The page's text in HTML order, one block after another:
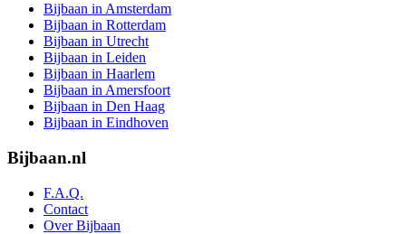
Bijbaan in Amsterdam
Bijbaan in Rotterdam
Bijbaan in Utrecht
Bijbaan in Leiden
Bijbaan in Haarlem
Bijbaan in Amersfoort
Bijbaan in Den Haag
Bijbaan in Eindhoven
Bijbaan.nl
F.A.Q.
Contact
Over Bijbaan